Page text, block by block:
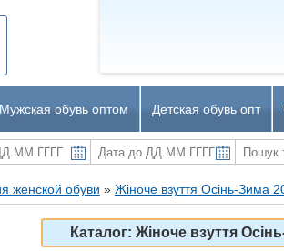
Мужская обувь оптом Детская обувь опт
женской обуви » Жіноче взуття Осінь-Зима
Каталог: Жіноче взуття